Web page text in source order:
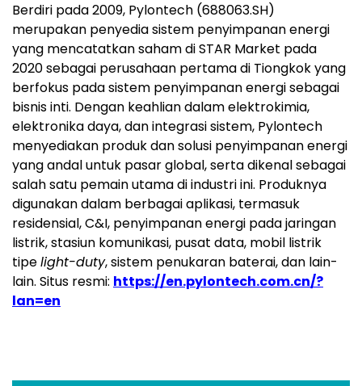
Berdiri pada 2009, Pylontech (688063.SH)
merupakan penyedia sistem penyimpanan energi
yang mencatatkan saham di STAR Market pada
2020 sebagai perusahaan pertama di Tiongkok yang
berfokus pada sistem penyimpanan energi sebagai
bisnis inti. Dengan keahlian dalam elektrokimia,
elektronika daya, dan integrasi sistem, Pylontech
menyediakan produk dan solusi penyimpanan energi
yang andal untuk pasar global, serta dikenal sebagai
salah satu pemain utama di industri ini. Produknya
digunakan dalam berbagai aplikasi, termasuk
residensial, C&I, penyimpanan energi pada jaringan
listrik, stasiun komunikasi, pusat data, mobil listrik
tipelight-duty, sistem penukaran baterai, dan lain-
lain. Situs resmi: https://en.pylontech.com.cn/?
lan=en